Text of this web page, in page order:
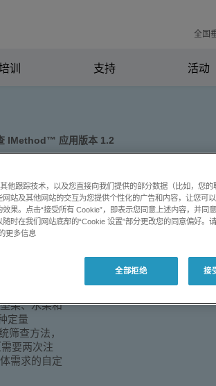
全国
训 支持 活动
IMethod™ 应用版本 1.2
筛查
坚果、水
果、水果和
定量
筛查方法，
要两次注
需求的自定
他跟踪技术，以及您直接向我们提供的部分数据（比如，您的
站及其他网站的交互为您提供个性化的广告和内容，让您可
果。点击“接受所有 Cookie”，即表示您同意上述内容，并同
时在我们网站底部的“Cookie 设置”部分更改您的同意偏好。
更多信息
全部拒绝 接